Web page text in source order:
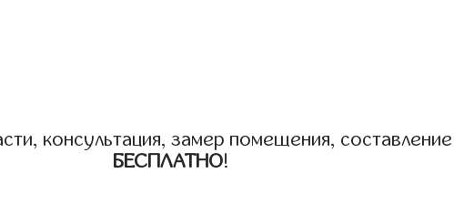
консультация, замер помещения, составление
БЕСПЛАТНО!